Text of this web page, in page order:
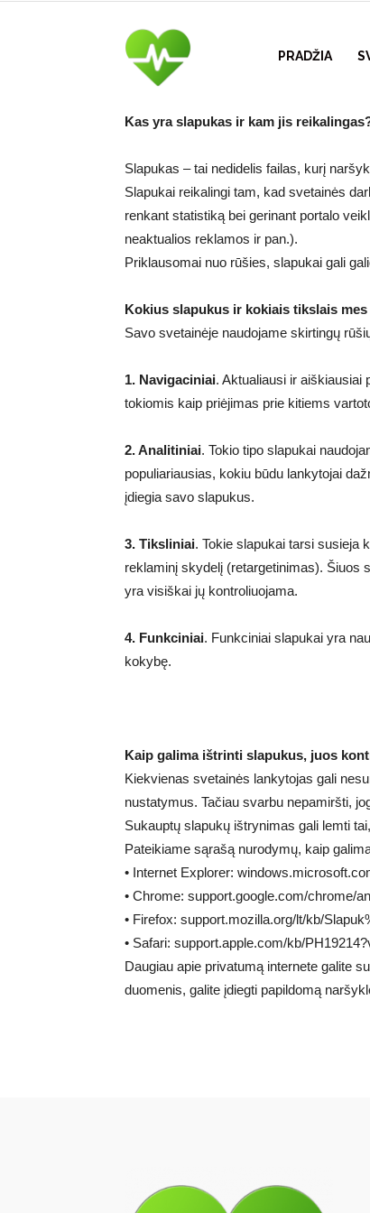
sveikatos
šaltinis
–
vvspt.lt
PRADŽIA
Kas yra slapukas ir kam jis
Slapukas – tai nedidelis failas, kurį
Slapukai reikalingi tam, kad svetainės
renkant statistiką bei gerinant portalo
neaktualios reklamos ir pan.).
Priklausomai nuo rūšies, slapukai gali
Kokius slapukus ir kokiais tikslais
Savo svetainėje naudojame skirtingų
1. Navigaciniai. Aktualiausi ir aiškiausiai
tokiomis kaip priėjimas prie kitiems
2. Analitiniai. Tokio tipo slapukai
populiariausias, kokiu būdu lankytojai
įdiegia savo slapukus.
3. Tiksliniai. Tokie slapukai tarsi susieja
reklaminį skydelį (retargetinimas). Šiuos
yra visiškai jų kontroliuojama.
4. Funkciniai. Funkciniai slapukai yra
kokybę.
Kaip galima ištrinti slapukus, juos
Kiekvienas svetainės lankytojas gali
nustatymus. Tačiau svarbu nepamiršti,
Sukauptų slapukų ištrynimas gali lemti
Pateikiame sąrašą nurodymų, kaip
• Internet Explorer:
• Chrome: support.google.com/chrome/
• Firefox: support.mozilla.org/lt/kb/
• Safari: support.apple.com/kb/
Daugiau apie privatumą internete galite
duomenis, galite įdiegti papildomą